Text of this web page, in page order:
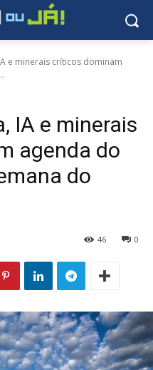
e minerais críticos dominam
IA e minerais
agenda do
do
0
46